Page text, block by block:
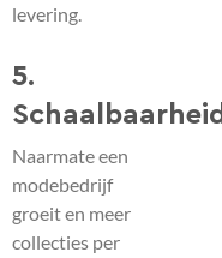
levering.
5.
Schaalbaarheid
Naarmate een
modebedrijf
groeit en meer
collecties per